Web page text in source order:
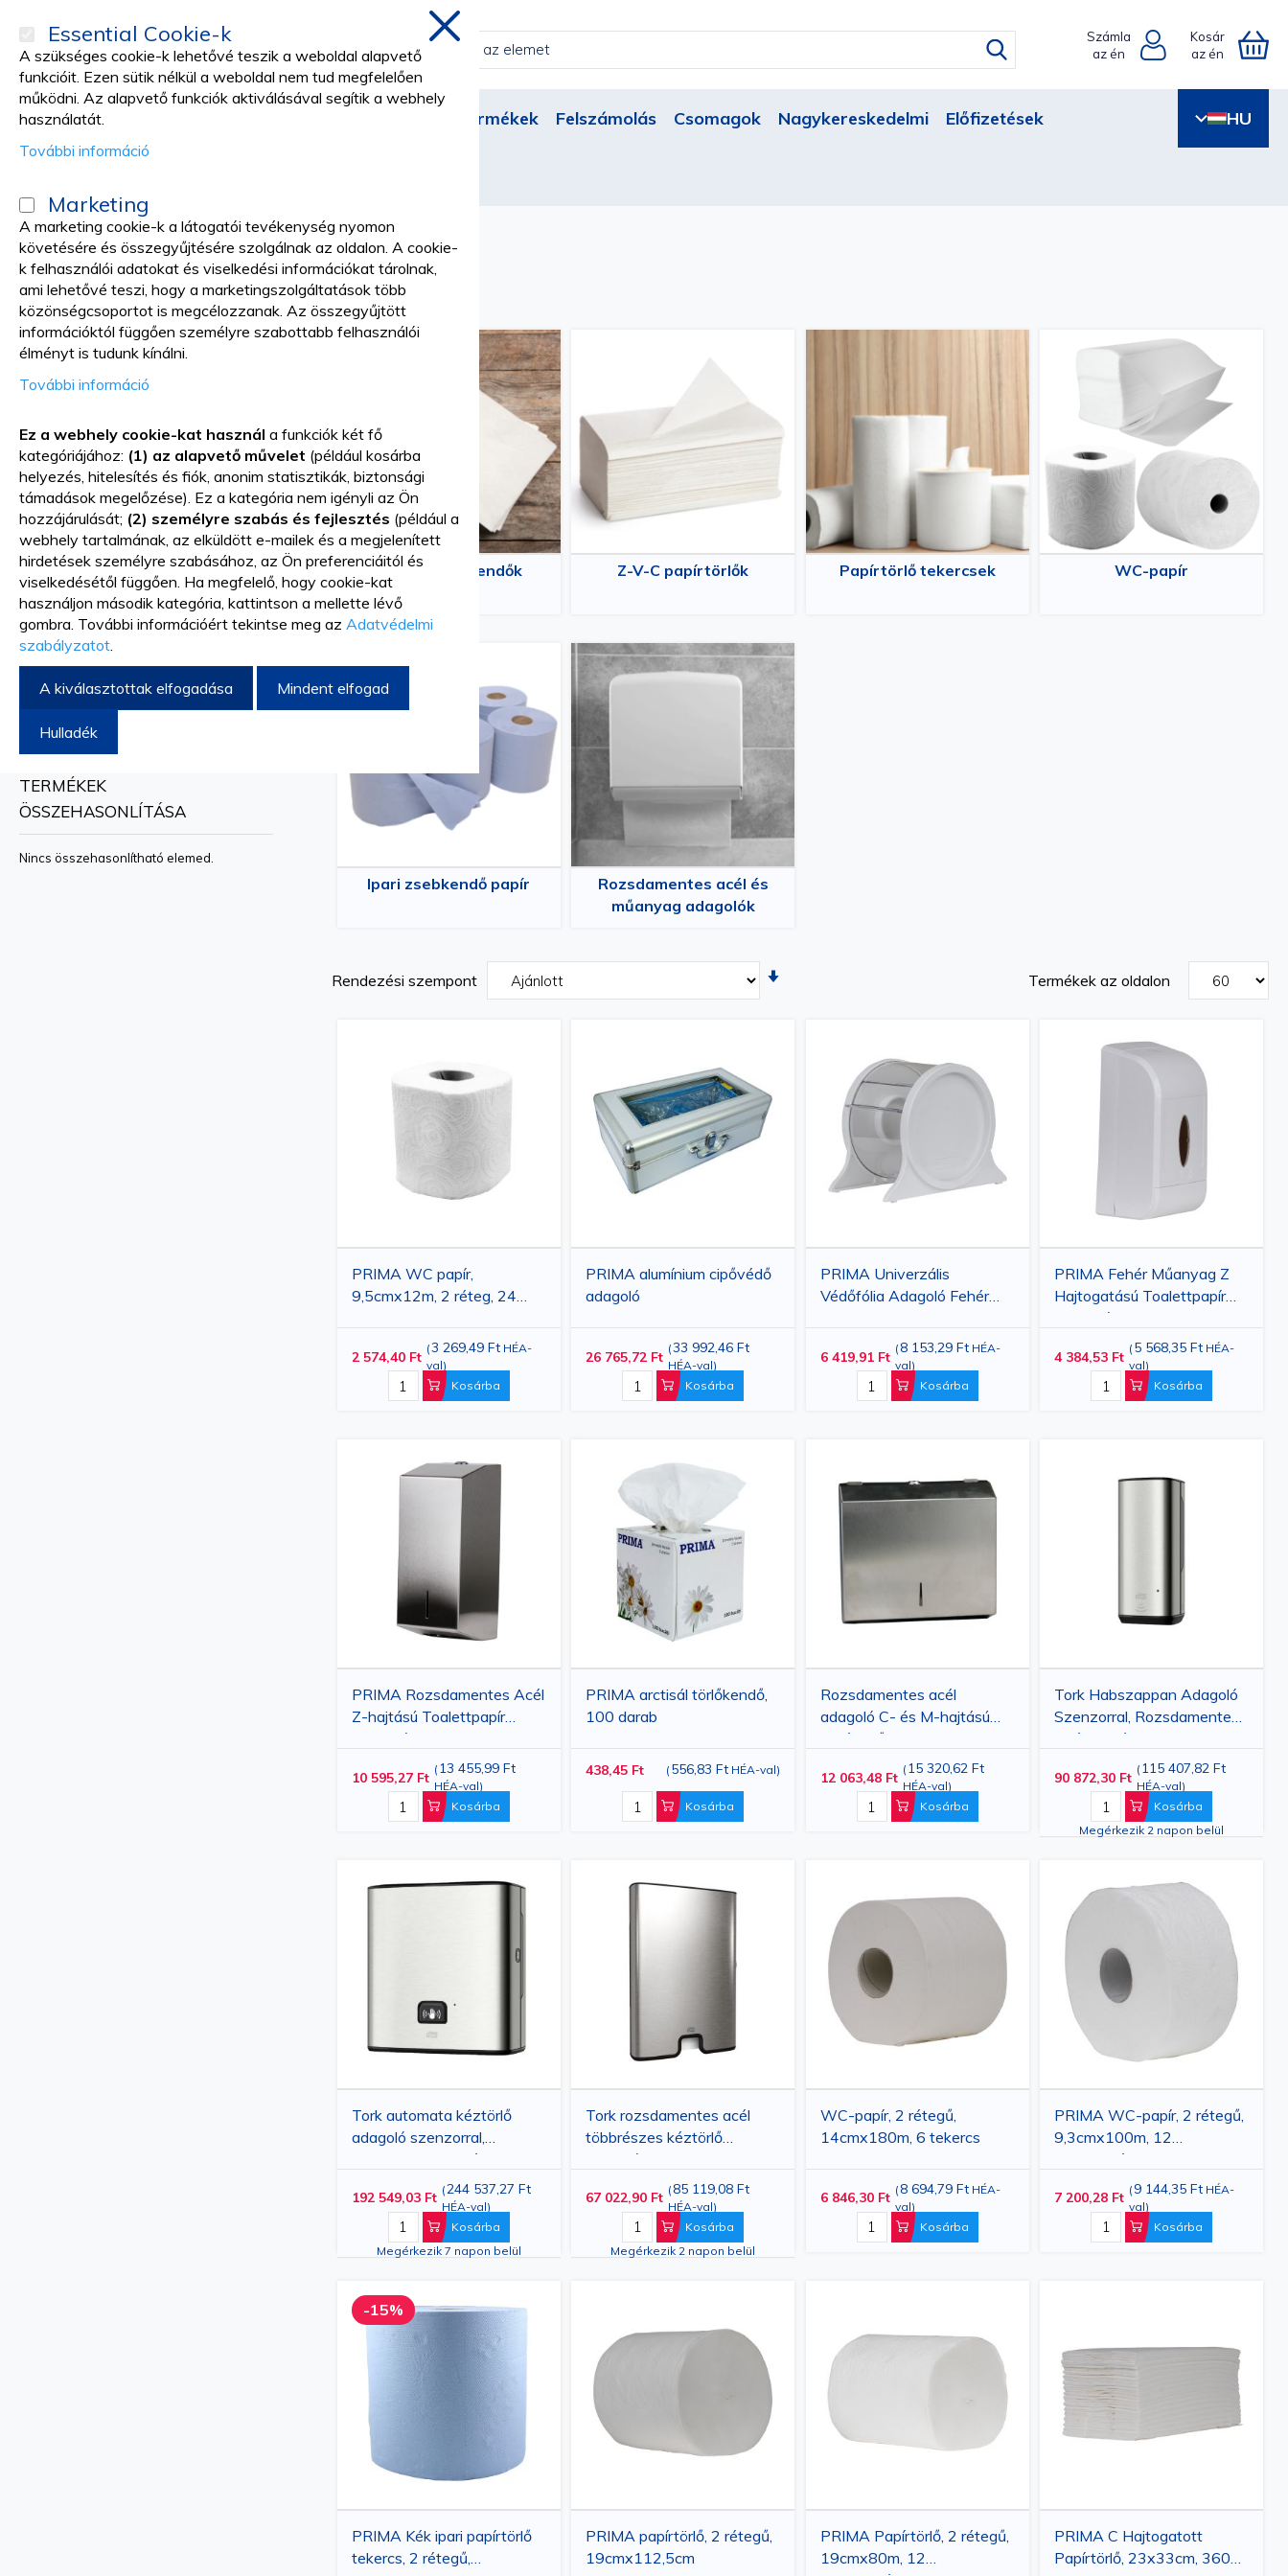
Számla
az én
HU
Kosár
az én
TERMÉKEK Új termékek Felszámolás Csomagok Nagykereskedelmi Előfizetések
Otthon Takarítás és háztartási munkák Papírtermékek és adagolók
Papírtermékek és adagolók
Asztali zsebkendők Z-V-C papírtörlők Papírtörlő tekercsek WC-papír
Ipari zsebkendő papír
Rozsdamentes acél és
műanyag adagolók
Rendezési szempont Termékek az oldalon
PRIMA WC papír,
9,5cmx12m, 2 réteg, 24
2 574,40 Ft (3 269,49 Ft HÉA-
val)
Kosárba
PRIMA alumínium cipővédő
adagoló
26 765,72 Ft (33 992,46 Ft
HÉA-val)
Kosárba
PRIMA Univerzális
Védőfólia Adagoló Fehér
6 419,91 Ft (8 153,29 Ft HÉA-
val)
Kosárba
PRIMA Fehér Műanyag Z
Hajtogatású Toalettpapír
Adagoló
4 384,53 Ft ( 5 568,35 Ft HÉA-
val)
Kosárba
PRIMA Rozsdamentes Acél
Z-hajtású Toalettpapír
Adagoló
10 595,27 Ft ( 13 455,99 Ft
HÉA-val)
Kosárba
PRIMA arctisál törlőkendő,
100 darab
438,45 Ft ( 556,83 Ft HÉA-val)
Kosárba
Rozsdamentes acél
adagoló C- és M-hajtású
papírtörlőkhöz
12 063,48 Ft ( 15 320,62 Ft
HÉA-val)
Kosárba
Tork Habszappan Adagoló
Szenzorral, Rozsdamentes
Acél, Metál Szürke, 1L
90 872,30 Ft ( 115 407,82 Ft
HÉA-val)
Kosárba
Megérkezik 2 napon belül
Tork automata kéztörlő
adagoló szenzorral,
rozsdamentes acél, szürke,
192 549,03 Ft (244 537,27 Ft
HÉA-val)
Kosárba
Megérkezik 7 napon belül
Tork rozsdamentes acél
többrészes kéztörlő
adagoló, kompatibilis a Z/M
67 022,90 Ft (85 119,08 Ft
HÉA-val)
Kosárba
Megérkezik 2 napon belül
WC-papír, 2 rétegű,
14cmx180m, 6 tekercs
6 846,30 Ft (8 694,79 Ft HÉA-
val)
Kosárba
PRIMA WC-papír, 2 rétegű,
9,3cmx100m, 12
tekercs/készlet
7 200,28 Ft ( 9 144,35 Ft HÉA-
val)
Kosárba
-15%
PRIMA Kék ipari papírtörlő
tekercs, 2 rétegű,
PRIMA papírtörlő, 2 rétegű,
19cmx112,5cm
PRIMA Papírtörlő, 2 rétegű,
19cmx80m, 12
PRIMA C Hajtogatott
Papírtörlő, 23x33cm, 3600
VÁSÁRLÁS SZEMPONTJA
Asztali zsebkendők
Z-V-C papírtörlők
Papírtörlő tekercsek
WC-papír
Ipari zsebkendő papír
Rozsdamentes acél és műanyag adagolók
Szín
Fehér
Brand
PRIMA
TERMÉKEK
ÖSSZEHASONLÍTÁSA
Nincs összehasonlítható elemed.
Bezárás
Essential Cookie-k
A szükséges cookie-k lehetővé teszik a weboldal alapvető
funkcióit. Ezen sütik nélkül a weboldal nem tud megfelelően
működni. Az alapvető funkciók aktiválásával segítik a webhely
használatát.
További információ
Marketing
A marketing cookie-k a látogatói tevékenység nyomon
követésére és összegyűjtésére szolgálnak az oldalon. A cookie-
k felhasználói adatokat és viselkedési információkat tárolnak,
ami lehetővé teszi, hogy a marketingszolgáltatások több
közönségcsoportot is megcélozzanak. Az összegyűjtött
információktól függően személyre szabottabb felhasználói
élményt is tudunk kínálni.
További információ
Ez a webhely cookie-kat használ a funkciók két fő
kategóriájához: (1) az alapvető művelet (például kosárba
helyezés, hitelesítés és fiók, anonim statisztikák, biztonsági
támadások megelőzése). Ez a kategória nem igényli az Ön
hozzájárulását; (2) személyre szabás és fejlesztés (például a
webhely tartalmának, az elküldött e-mailek és a megjelenített
hirdetések személyre szabásához, az Ön preferenciáitól és
viselkedésétől függően. Ha megfelelő, hogy cookie-kat
használjon második kategória, kattintson a mellette lévő
gombra. További információért tekintse meg az Adatvédelmi
szabályzatot.
A kiválasztottak elfogadása Mindent elfogad
Hulladék